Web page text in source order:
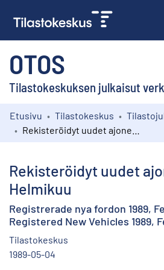
OTOS
Tilastokeskuksen julkaisut
Kokoelmat
Etusivu Tilastokeskus
Rekisteröidyt uudet
Helmikuu
Registrerade nya fordon 1989,
Registered New Vehicles 1989,
Tilastokeskus
1989-05-04